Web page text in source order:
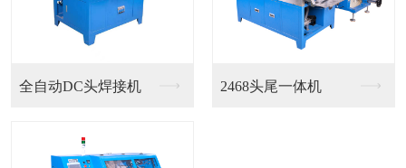
全自动DC头焊接机 2468头尾一体机